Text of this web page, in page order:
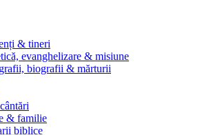
& tineri
evanghelizare & misiune
biografii & mărturii
& familie
biblice